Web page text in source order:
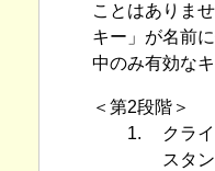
ことはありま
キー」が名前
中のみ有効なキ
＜第2段階＞
1.
クラ
スタ